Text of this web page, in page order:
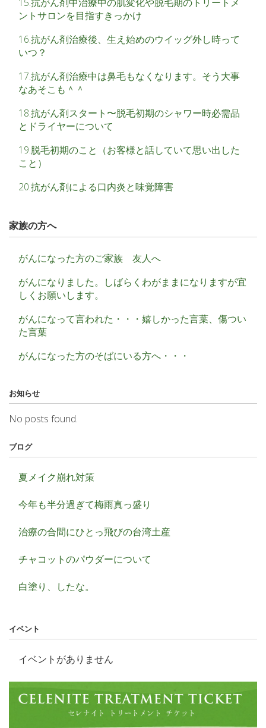
ントサロンを目指すきっかけ
16.抗がん剤治療後、生え始めのウイッグ外し時って
いつ？
17.抗がん剤治療中は鼻毛もなくなります。そう大事
なあそこも＾＾
18.抗がん剤スタート〜脱毛初期のシャワー時必需品
とドライヤーについて
19.脱毛初期のこと（お客様と話していて思い出した
こと）
20.抗がん剤による口内炎と味覚障害
家族の方へ
がんになった方のご家族 友人へ
がんになりました。しばらくわがままになりますが宜
しくお願いします。
がんになって言われた・・・嬉しかった言葉、傷つい
た言葉
がんになった方のそばにいる方へ・・・
お知らせ
No posts found.
ブログ
夏メイク崩れ対策
今年も半分過ぎて梅雨真っ盛り
治療の合間にひとっ飛びの台湾土産
チャコットのパウダーについて
白塗り、したな。
イベント
イベントがありません